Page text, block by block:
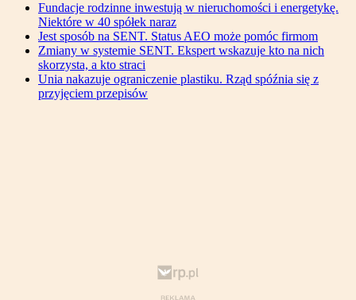
Fundacje rodzinne inwestują w nieruchomości i energetykę.
Niektóre w 40 spółek naraz
Jest sposób na SENT. Status AEO może pomóc firmom
Zmiany w systemie SENT. Ekspert wskazuje kto na nich
skorzysta, a kto straci
Unia nakazuje ograniczenie plastiku. Rząd spóźnia się z
przyjęciem przepisów